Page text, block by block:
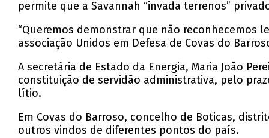
permite que a Savannah “invada terrenos”
“Queremos demonstrar que não reconhecemos
associação Unidos em Defesa de Covas do
A secretária de Estado da Energia, Maria João
constituição de servidão administrativa, pelo
lítio.
Em Covas do Barroso, concelho de Boticas,
outros vindos de diferentes pontos do país.